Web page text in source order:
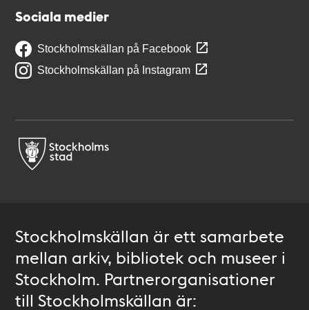
Sociala medier
Stockholmskällan på Facebook
Stockholmskällan på Instagram
Stockholmskällan är ett samarbete
mellan arkiv, bibliotek och museer i
Stockholm. Partnerorganisationer
till Stockholmskällan är: